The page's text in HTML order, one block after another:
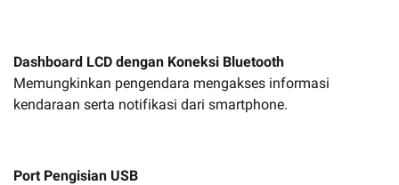
Dashboard LCD dengan Koneksi Bluetooth
Memungkinkan pengendara mengakses informasi
kendaraan serta notifikasi dari smartphone.
Port Pengisian USB